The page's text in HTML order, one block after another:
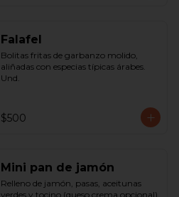
Falafel
Bolitas fritas de garbanzo molido,
aliñadas con especias típicas árabes.
Und.
$500
Mini pan de jamón
Relleno de jamón, pasas, aceitunas
verdes y tocino (queso crema opcional)